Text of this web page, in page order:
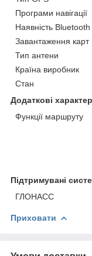
Програми навігації
Наявність Bluetooth
Завантаження карт
Тип антени
Країна виробник
Стан
Додаткові
Функції маршруту
Підтримувані
ГЛОНАСС
Приховати